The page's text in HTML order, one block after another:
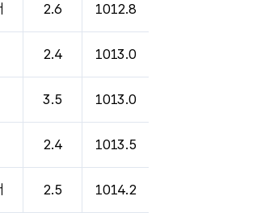
2.6 1012.8
2.4 1013.0
3.5 1013.0
2.4 1013.5
2.5 1014.2